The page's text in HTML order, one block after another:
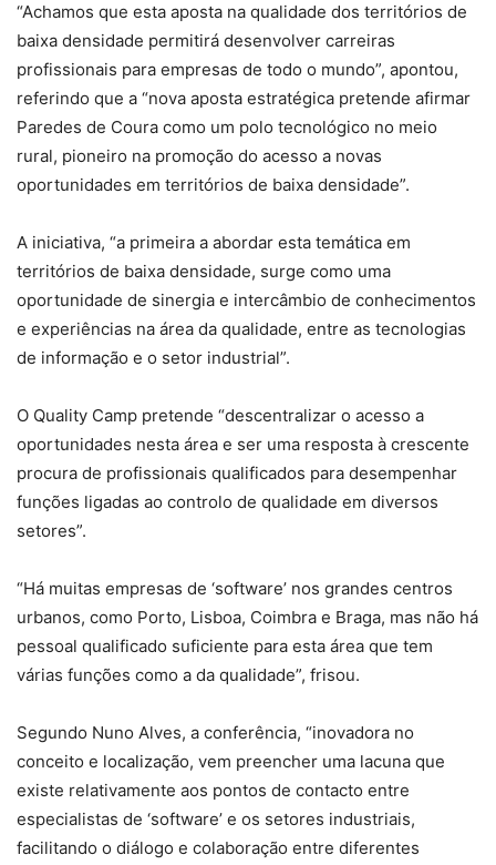
“Achamos que esta aposta na qualidade dos territórios de
baixa densidade permitirá desenvolver carreiras
profissionais para empresas de todo o mundo”, apontou,
referindo que a “nova aposta estratégica pretende afirmar
Paredes de Coura como um polo tecnológico no meio
rural, pioneiro na promoção do acesso a novas
oportunidades em territórios de baixa densidade”.
A iniciativa, “a primeira a abordar esta temática em
territórios de baixa densidade, surge como uma
oportunidade de sinergia e intercâmbio de conhecimentos
e experiências na área da qualidade, entre as tecnologias
de informação e o setor industrial”.
O Quality Camp pretende “descentralizar o acesso a
oportunidades nesta área e ser uma resposta à crescente
procura de profissionais qualificados para desempenhar
funções ligadas ao controlo de qualidade em diversos
setores”.
“Há muitas empresas de ‘software’ nos grandes centros
urbanos, como Porto, Lisboa, Coimbra e Braga, mas não há
pessoal qualificado suficiente para esta área que tem
várias funções como a da qualidade”, frisou.
Segundo Nuno Alves, a conferência, “inovadora no
conceito e localização, vem preencher uma lacuna que
existe relativamente aos pontos de contacto entre
especialistas de ‘software’ e os setores industriais,
facilitando o diálogo e colaboração entre diferentes